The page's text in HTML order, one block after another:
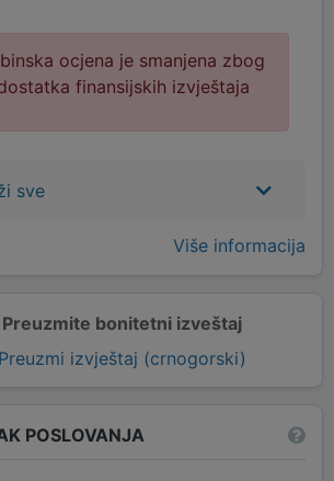
Preuzmite bonitetni izveštaj
Preuzmi izvještaj (crnogorski)
ocjena je smanjena zbog
finansijskih izvještaja
sve
Više informacija
POSLOVANJA